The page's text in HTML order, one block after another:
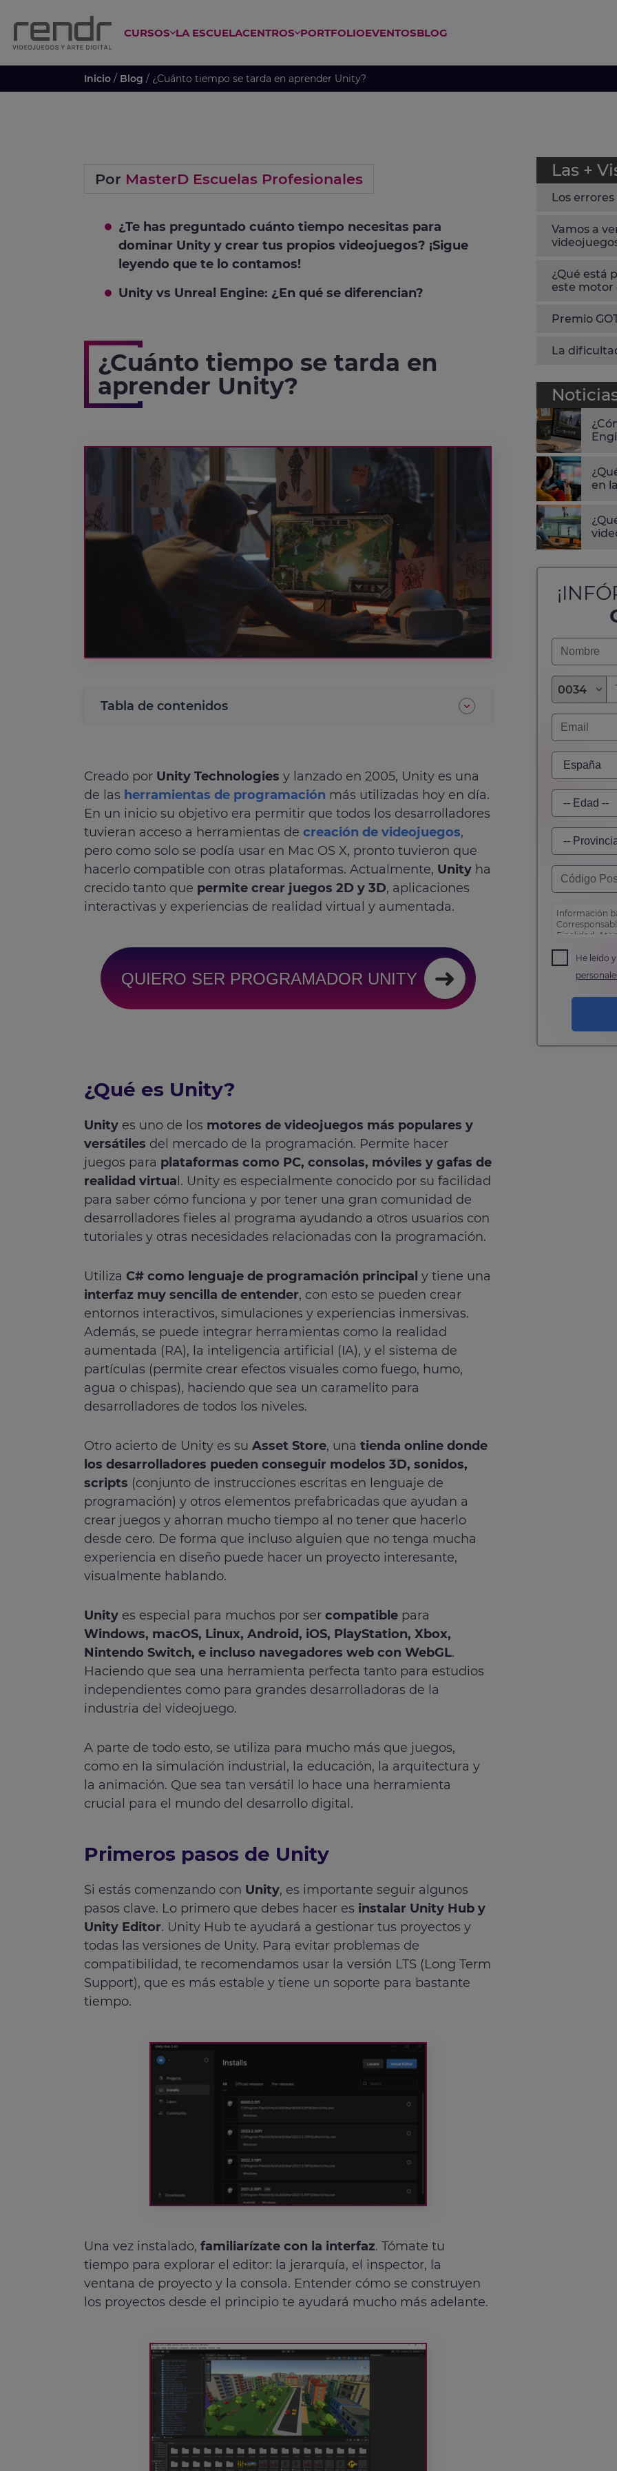
CURSOS LA ESCUELACENTROS PORTFOLIOEVENTOSBLOG
Inicio / Blog / ¿Cuánto tiempo se tarda en aprender Unity?
Por MasterD Escuelas Profesionales
¿Te has preguntado cuánto tiempo necesitas para
dominar Unity y crear tus propios videojuegos? ¡Sigue
leyendo que te lo contamos!
Unity vs Unreal Engine: ¿En qué se diferencian?
¿Cuánto tiempo se tarda en
aprender Unity?
Tabla de contenidos
Creado por Unity Technologies y lanzado en 2005, Unity es una
de las herramientas de programación más utilizadas hoy en día.
En un inicio su objetivo era permitir que todos los desarrolladores
tuvieran acceso a herramientas de creación de videojuegos,
pero como solo se podía usar en Mac OS X, pronto tuvieron que
hacerlo compatible con otras plataformas. Actualmente, Unity ha
crecido tanto que permite crear juegos 2D y 3D, aplicaciones
interactivas y experiencias de realidad virtual y aumentada.
QUIERO SER PROGRAMADOR UNITY
¿Qué es Unity?
Unity es uno de los motores de videojuegos más populares y
versátiles del mercado de la programación. Permite hacer
juegos para plataformas como PC, consolas, móviles y gafas de
realidad virtua l. Unity es especialmente conocido por su facilidad
para saber cómo funciona y por tener una gran comunidad de
desarrolladores fieles al programa ayudando a otros usuarios con
tutoriales y otras necesidades relacionadas con la programación.
Utiliza C# como lenguaje de programación principal y tiene una
interfaz muy sencilla de entender, con esto se pueden crear
entornos interactivos, simulaciones y experiencias inmersivas.
Además, se puede integrar herramientas como la realidad
aumentada (RA), la inteligencia artificial (IA), y el sistema de
partículas (permite crear efectos visuales como fuego, humo,
agua o chispas), haciendo que sea un caramelito para
desarrolladores de todos los niveles.
Otro acierto de Unity es su Asset Store, una tienda online donde
los desarrolladores pueden conseguir modelos 3D, sonidos,
scripts (conjunto de instrucciones escritas en lenguaje de
programación) y otros elementos prefabricadas que ayudan a
crear juegos y ahorran mucho tiempo al no tener que hacerlo
desde cero. De forma que incluso alguien que no tenga mucha
experiencia en diseño puede hacer un proyecto interesante,
visualmente hablando.
Unity es especial para muchos por ser compatible para
Windows, macOS, Linux, Android, iOS, PlayStation, Xbox,
Nintendo Switch, e incluso navegadores web con WebGL.
Haciendo que sea una herramienta perfecta tanto para estudios
independientes como para grandes desarrolladoras de la
industria del videojuego.
A parte de todo esto, se utiliza para mucho más que juegos,
como en la simulación industrial, la educación, la arquitectura y
la animación. Que sea tan versátil lo hace una herramienta
crucial para el mundo del desarrollo digital.
Primeros pasos de Unity
Si estás comenzando con Unity, es importante seguir algunos
pasos clave. Lo primero que debes hacer es instalar Unity Hub y
Unity Editor. Unity Hub te ayudará a gestionar tus proyectos y
todas las versiones de Unity. Para evitar problemas de
compatibilidad, te recomendamos usar la versión LTS (Long Term
Support), que es más estable y tiene un soporte para bastante
tiempo.
Una vez instalado, familiarízate con la interfaz. Tómate tu
tiempo para explorar el editor: la jerarquía, el inspector, la
ventana de proyecto y la consola. Entender cómo se construyen
los proyectos desde el principio te ayudará mucho más adelante.
Las +
Los
Vamos a
¿Qué está
este motor
Premio
La
en
0034
Información
Finalidad:
Derechos:
como otros
política de
He leído